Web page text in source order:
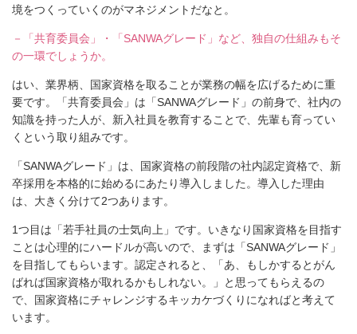
境をつくっていくのがマネジメントだなと。
－「共育委員会」・「SANWAグレード」など、独自の仕組みもそ
の一環でしょうか。
はい、業界柄、国家資格を取ることが業務の幅を広げるために重
要です。「共育委員会」は「SANWAグレード」の前身で、社内の
知識を持った人が、新入社員を教育することで、先輩も育ってい
くという取り組みです。
「SANWAグレード」は、国家資格の前段階の社内認定資格で、新
卒採用を本格的に始めるにあたり導入しました。導入した理由
は、大きく分けて2つあります。
1つ目は「若手社員の士気向上」です。いきなり国家資格を目指す
ことは心理的にハードルが高いので、まずは「SANWAグレード」
を目指してもらいます。認定されると、「あ、もしかするとがん
ばれば国家資格が取れるかもしれない。」と思ってもらえるの
で、国家資格にチャレンジするキッカケづくりになればと考えて
います。